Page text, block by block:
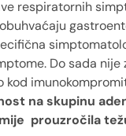
respiratornih
Do sada nije
kod
na skupinu
prouzročila